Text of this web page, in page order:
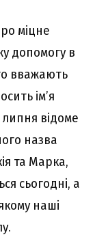
міцне
допомогу в
вважають
ім’я
відоме
назва
та Марка,
сьогодні, а
наші